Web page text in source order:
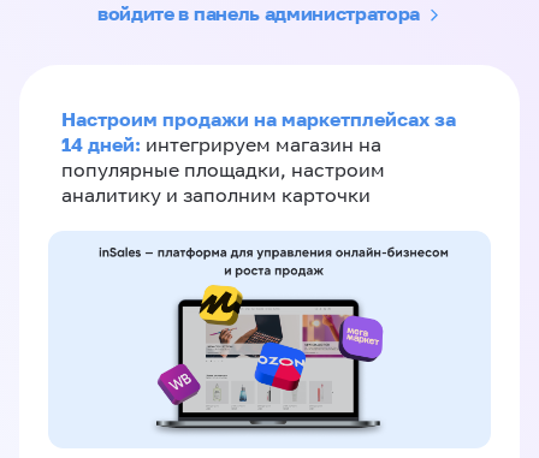
войдите в панель администратора
Настроим продажи на маркетплейсах за
14 дней: интегрируем магазин на
популярные площадки, настроим
аналитику и заполним карточки